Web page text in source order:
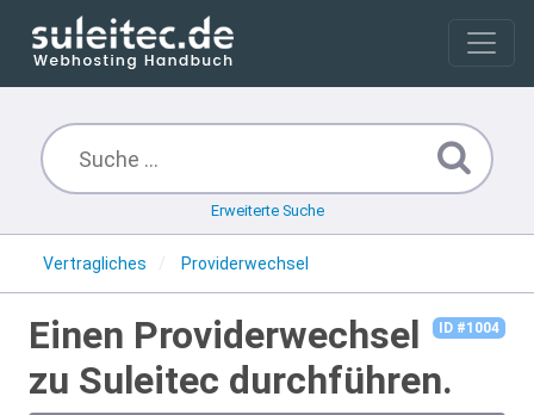
Erweiterte Suche
Vertragliches Providerwechsel
ID #1004
Einen Providerwechsel
zu Suleitec durchführen.